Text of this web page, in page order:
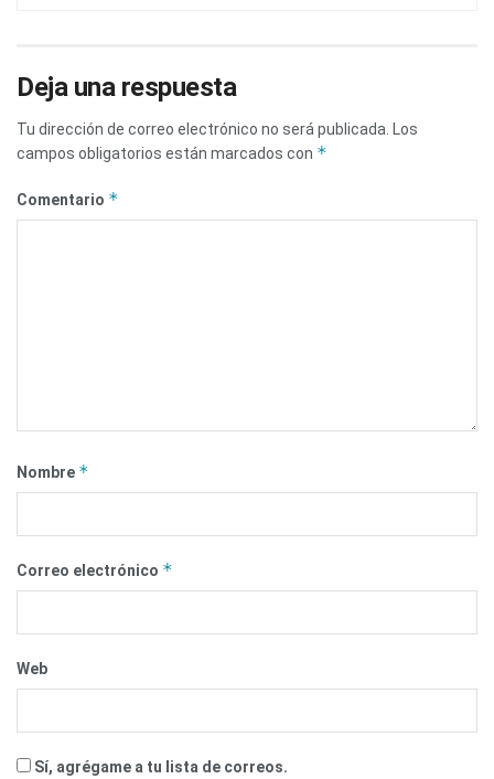
Deja una respuesta
Tu dirección de correo electrónico no será publicada. Los
campos obligatorios están marcados con *
Comentario *
Nombre *
Correo electrónico *
Web
Sí, agrégame a tu lista de correos.